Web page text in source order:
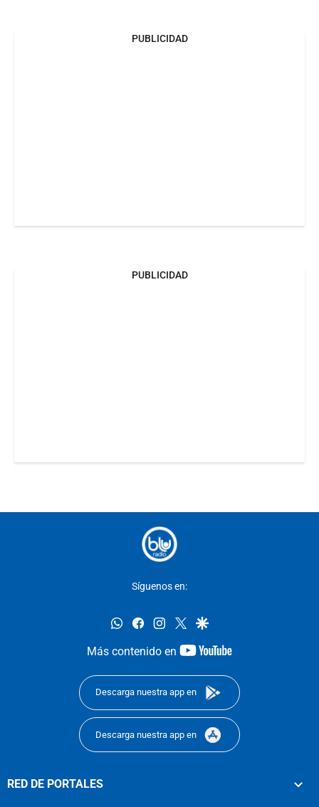
PUBLICIDAD
PUBLICIDAD
Síguenos en:
whatsappfacebookinstagram
twittergoogle
Más contenido en
youtube-
Descarga nuestra app en
Descarga nuestra app en
RED DE PORTALES